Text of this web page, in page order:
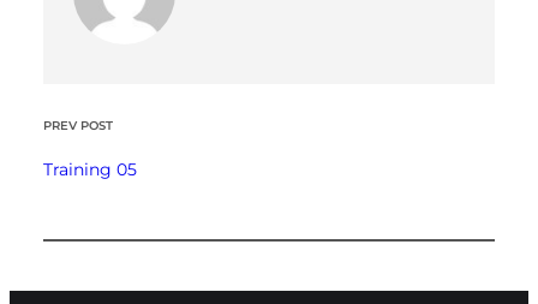
PREV POST
Training 05